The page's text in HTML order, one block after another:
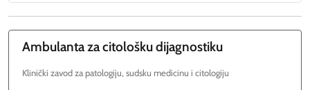
Ambulanta za citološku dijagnostiku
Klinički zavod za patologiju, sudsku medicinu i citologiju